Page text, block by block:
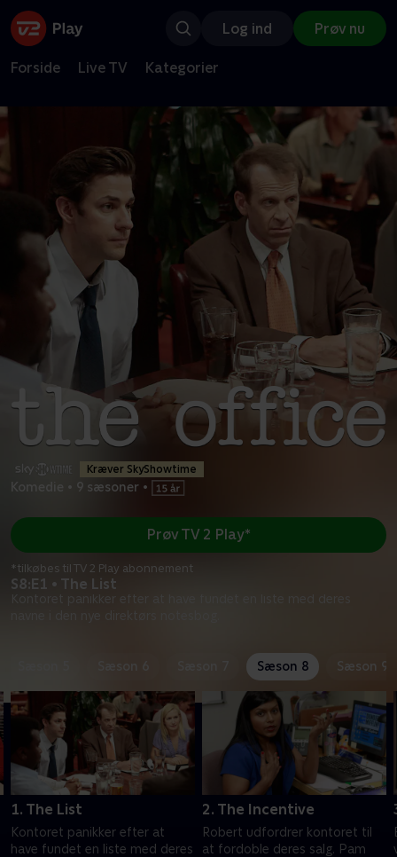
Log ind Prøv nu
Forside Live TV Kategorier
Kræver SkyShowtime
Komedie • 9 sæsoner •
S8:E1 • The List
Kontoret panikker efter at have fundet en liste med deres
Prøv TV 2 Play*
*tilkøbes til TV 2 Play abonnement
Sæson 8 Sæson 9
1. The List
Kontoret panikker efter at
have fundet en liste med deres
2. The Incentive
Robert udfordrer kontoret til
at fordoble deres salg. Pam